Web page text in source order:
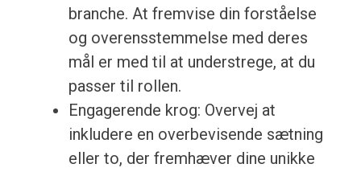
branche. At fremvise din forståelse
og overensstemmelse med deres
mål er med til at understrege, at du
passer til rollen.
Engagerende krog: Overvej at
inkludere en overbevisende sætning
eller to, der fremhæver dine unikke